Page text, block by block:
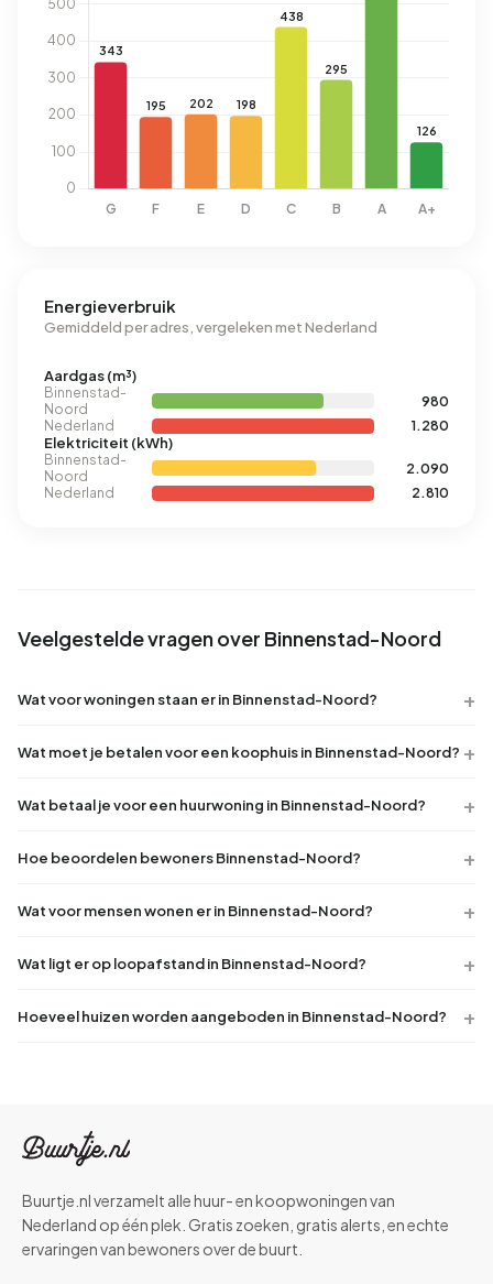
Energieverbruik
Gemiddeld per adres, vergeleken met Nederland
Aardgas (m³)
Binnenstad-
Noord
980
Nederland
1.280
Elektriciteit (kWh)
Binnenstad-
Noord
2.090
Nederland
2.810
Veelgestelde vragen over Binnenstad-Noord
Wat voor woningen staan er in Binnenstad-Noord?
Wat moet je betalen voor een koophuis in Binnenstad-Noord?
Wat betaal je voor een huurwoning in Binnenstad-Noord?
Hoe beoordelen bewoners Binnenstad-Noord?
Wat voor mensen wonen er in Binnenstad-Noord?
Wat ligt er op loopafstand in Binnenstad-Noord?
Hoeveel huizen worden aangeboden in Binnenstad-Noord?
Buurtje.nl verzamelt alle huur- en koopwoningen van
Nederland op één plek. Gratis zoeken, gratis alerts, en echte
ervaringen van bewoners over de buurt.